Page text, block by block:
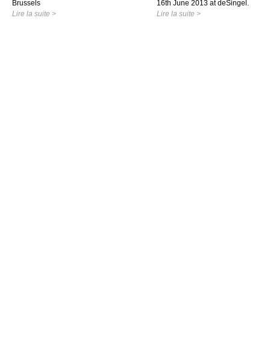
Brussels
Lire la suite >
16th June 2013 at deSingel.
Lire la suite >